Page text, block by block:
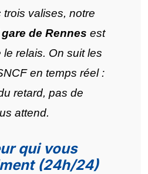
valises, notre
de Rennes est
relais. On suit les
en temps réel :
retard, pas de
attend.
qui vous
(24h/24)